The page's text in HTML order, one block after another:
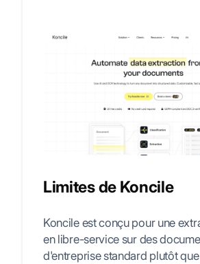
Limites de Koncile
Koncile est conçu pour une
en libre-service sur des
d'entreprise standard plutôt